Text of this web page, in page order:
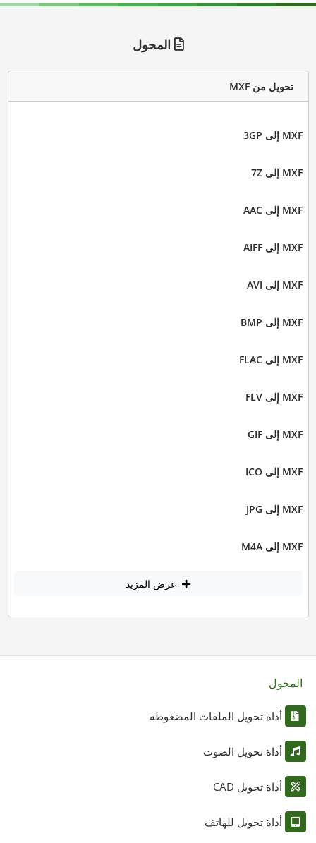
المحول
تحويل من MXF
MXF إلى 3GP
MXF إلى 7Z
MXF إلى AAC
MXF إلى AIFF
MXF إلى AVI
MXF إلى BMP
MXF إلى FLAC
MXF إلى FLV
MXF إلى GIF
MXF إلى ICO
MXF إلى JPG
MXF إلى M4A
عرض المزيد
المحول
أداة تحويل الملفات المضغوطة
أداة تحويل الصوت
أداة تحويل CAD
أداة تحويل للهاتف